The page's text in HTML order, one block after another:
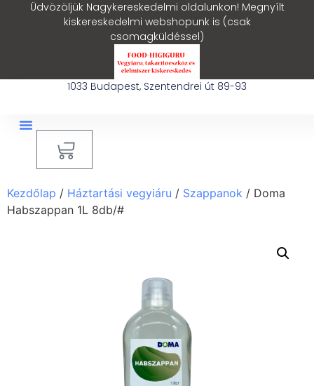
Üdvözöljük Nagykereskedelmi oldalunkon! Megnyílt
kiskereskedelmi webshopunk is (csak
csomagküldéssel)
1033 Budapest, Szentendrei út 89-93
Kezdőlap / Háztartási vegyiáru / Szappanok / Doma
Habszappan 1L 8db/#